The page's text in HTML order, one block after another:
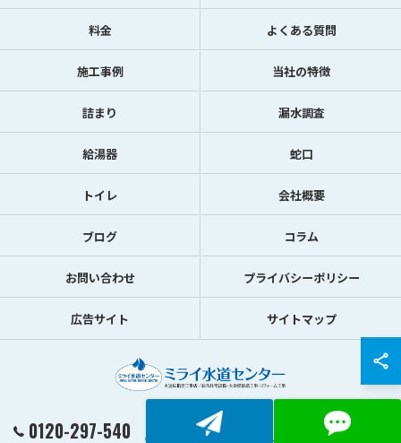
0120-297-540
料金 よくある質問
施工事例 当社の特徴
詰まり 漏水調査
給湯器 蛇口
トイレ 会社概要
ブログ コラム
お問い合わせ プライバシーポリシー
広告サイト サイトマップ
© 2026 東京都渋谷区の水トラブルならミライ水道センター ALL RIGHTS RESERVED.